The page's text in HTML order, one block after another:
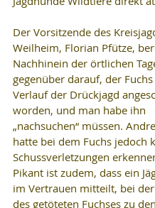
Der Vorsitzende des
Weilheim, Florian Pfütze,
Nachhinein der örtlichen
gegenüber darauf, der
Verlauf der Drückjagd
worden, und man habe ihn
„nachsuchen“ müssen.
hatte bei dem Fuchs jedoch
Schussverletzungen
Pikant ist zudem, dass ein
im Vertrauen mitteilt, bei
des getöteten Fuchses zu